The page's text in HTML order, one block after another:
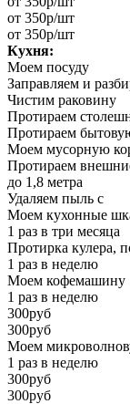
от 350р/шт
от 350р/шт
Кухня:
Моем посуду
Заправляем и
Чистим раковину
Протираем
Протираем
Моем мусорную
Протираем
до 1,8 метра
Удаляем пыль с
Моем кухонные
1 раз в три месяца
Протирка кулера,
1 раз в неделю
Моем кофемашину
1 раз в неделю
300руб
300руб
Моем
1 раз в неделю
300руб
300руб